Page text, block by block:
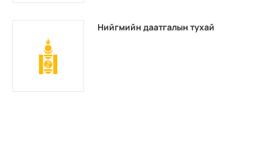
Нийгмийн даатгалын тухай